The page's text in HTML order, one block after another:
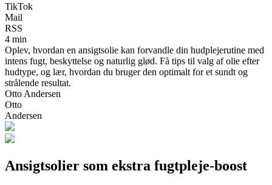
TikTok
Mail
RSS
4 min
Oplev, hvordan en ansigtsolie kan forvandle din hudplejerutine med
intens fugt, beskyttelse og naturlig glød. Få tips til valg af olie efter
hudtype, og lær, hvordan du bruger den optimalt for et sundt og
strålende resultat.
Otto Andersen
Otto
Andersen
Ansigtsolier som ekstra fugtpleje-boost